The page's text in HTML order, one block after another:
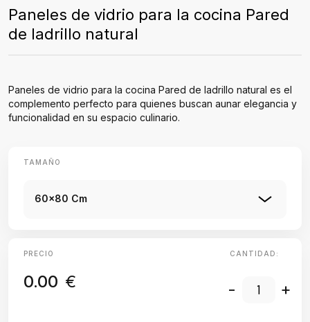
Paneles de vidrio para la cocina Pared
de ladrillo natural
Paneles de vidrio para la cocina Pared de ladrillo natural es el
complemento perfecto para quienes buscan aunar elegancia y
funcionalidad en su espacio culinario.
TAMAÑO
60x80 Cm
PRECIO
0.00 €
CANTIDAD:
- +